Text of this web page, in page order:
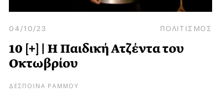
04/10/23 ΠΟΛΙΤΙΣΜΟΣ
10 [+] | Η Παιδική Ατζέντα του
Οκτωβρίου
ΔΕΣΠΟΙΝΑ ΡΑΜΜΟΥ